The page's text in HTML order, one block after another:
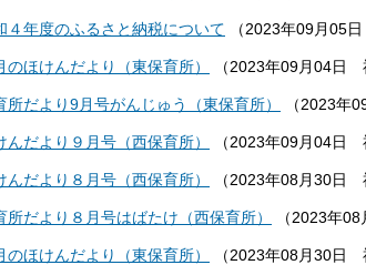
４年度のふるさと納税について （ 2023年09月05日
のほけんだより（東保育所） （ 2023年09月04日
所だより9月号がんじゅう（東保育所） （ 2023年
んだより９月号（西保育所） （ 2023年09月04日
んだより８月号（西保育所） （ 2023年08月30日
所だより８月号はばたけ（西保育所） （ 2023年08
のほけんだより（東保育所） （ 2023年08月30日